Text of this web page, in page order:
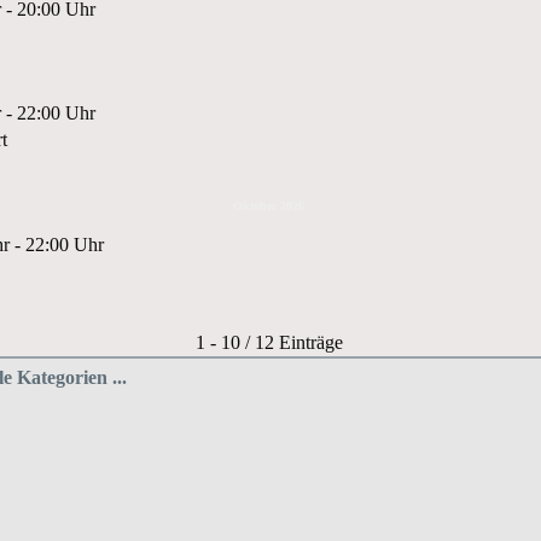
- 20:00 Uhr
- 22:00 Uhr
- 22:00 Uhr
Limite der Paginierungsliste
1 - 10 / 12 Einträge
Kategorien ...